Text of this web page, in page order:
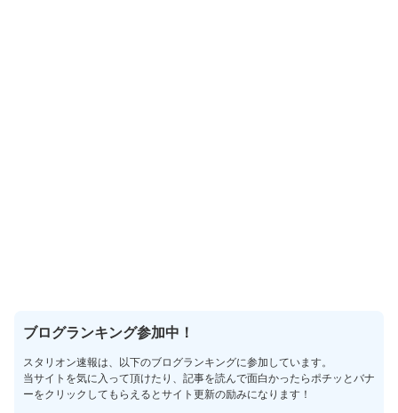
ブログランキング参加中！
スタリオン速報は、以下のブログランキングに参加しています。
当サイトを気に入って頂けたり、記事を読んで面白かったらポチッとバナ
ーをクリックしてもらえるとサイト更新の励みになります！